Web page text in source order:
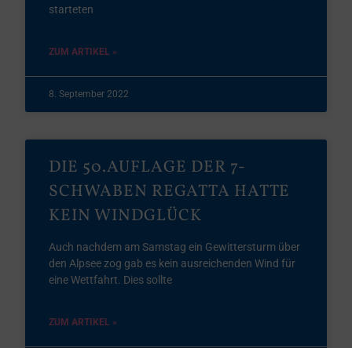
starteten
ZUM ARTIKEL »
8. September 2022
DIE 50.AUFLAGE DER 7-
SCHWABEN REGATTA HATTE
KEIN WINDGLÜCK
Auch nachdem am Samstag ein Gewittersturm über
den Alpsee zog gab es kein ausreichenden Wind für
eine Wettfahrt. Dies sollte
ZUM ARTIKEL »